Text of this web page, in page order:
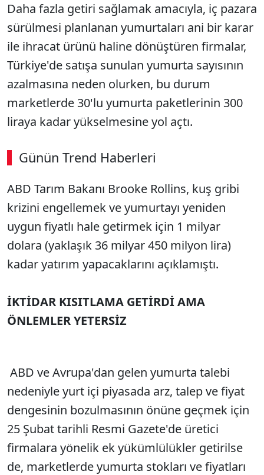
Daha fazla getiri sağlamak amacıyla, iç pazara
sürülmesi planlanan yumurtaları ani bir karar
ile ihracat ürünü haline dönüştüren firmalar,
Türkiye'de satışa sunulan yumurta sayısının
azalmasına neden olurken, bu durum
marketlerde 30'lu yumurta paketlerinin 300
liraya kadar yükselmesine yol açtı.
Günün Trend Haberleri
ABD Tarım Bakanı Brooke Rollins, kuş gribi
krizini engellemek ve yumurtayı yeniden
uygun fiyatlı hale getirmek için 1 milyar
dolara (yaklaşık 36 milyar 450 milyon lira)
kadar yatırım yapacaklarını açıklamıştı.
İKTİDAR KISITLAMA GETİRDİ AMA
ÖNLEMLER YETERSİZ
ABD ve Avrupa'dan gelen yumurta talebi
nedeniyle yurt içi piyasada arz, talep ve fiyat
dengesinin bozulmasının önüne geçmek için
25 Şubat tarihli Resmi Gazete'de üretici
firmalara yönelik ek yükümlülükler getirilse
de, marketlerde yumurta stokları ve fiyatları